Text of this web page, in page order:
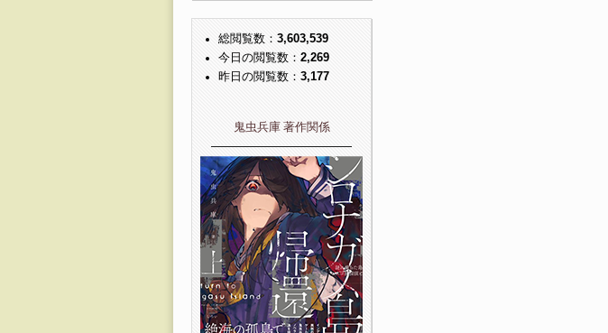
総閲覧数： 3,603,539
今日の閲覧数： 2,269
昨日の閲覧数： 3,177
鬼虫兵庫 著作関係
――――――――――――